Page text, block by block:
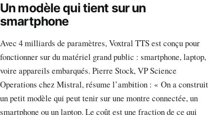
Un modèle qui tient sur un
smartphone
Avec 4 milliards de paramètres, Voxtral TTS est conçu pour
fonctionner sur du matériel grand public : smartphone, laptop,
voire appareils embarqués. Pierre Stock, VP Science
Operations chez Mistral, résume l’ambition : « On a construit
un petit modèle qui peut tenir sur une montre connectée, un
smartphone ou un laptop. Le coût est une fraction de ce qui